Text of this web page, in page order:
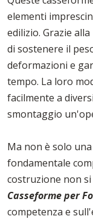
elementi
edilizio. Grazie
di sostenere il
deformazioni e
tempo. La loro
facilmente a
smontaggio
Ma non è solo
fondamentale
costruzione non
Casseforme per
competenza e